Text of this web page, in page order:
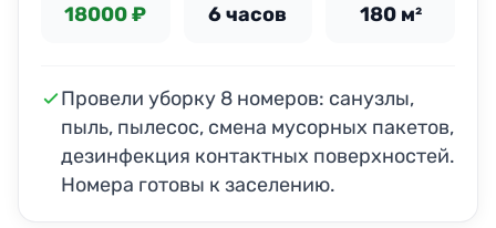
18000 ₽ 6 часов 180 м²
Провели уборку 8 номеров: санузлы,
пыль, пылесос, смена мусорных пакетов,
дезинфекция контактных поверхностей.
Номера готовы к заселению.